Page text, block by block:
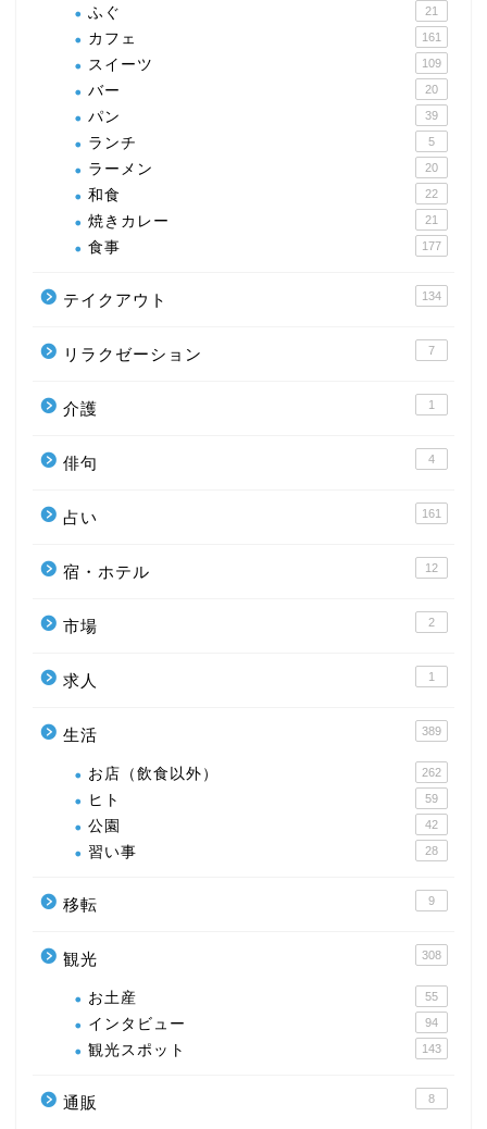
ふぐ 21
カフェ 161
スイーツ 109
バー 20
パン 39
ランチ 5
ラーメン 20
和食 22
焼きカレー 21
食事 177
テイクアウト 134
リラクゼーション 7
介護 1
俳句 4
占い 161
宿・ホテル 12
市場 2
求人 1
生活 389
お店（飲食以外） 262
ヒト 59
公園 42
習い事 28
移転 9
観光 308
お土産 55
インタビュー 94
観光スポット 143
通販 8